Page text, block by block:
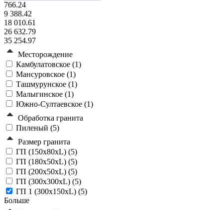
766.24
9 388.42
18 010.61
26 632.79
35 254.97
Месторождение
Камбулатовское (1)
Мансуровское (1)
Ташмурунское (1)
Малыгинское (1)
Южно-Султаевское (1)
Обработка гранита
Пиленый (5)
Размер гранита
ГП (150x80xL) (5)
ГП (180x50xL) (5)
ГП (200x50xL) (5)
ГП (300x300xL) (5)
ГП 1 (300x150xL) (5)
Больше